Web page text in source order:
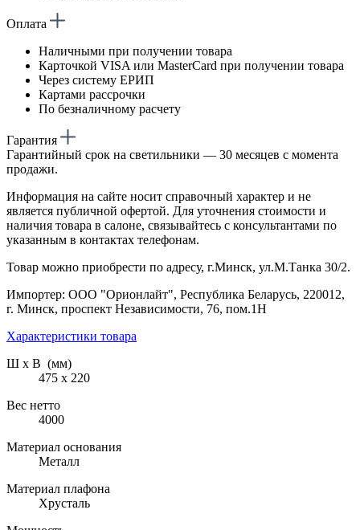
Оплата
Наличными при получении товара
Карточкой VISA или MasterCard при получении товара
Через систему ЕРИП
Картами рассрочки
По безналичному расчету
Гарантия
Гарантийный срок на светильники — 30 месяцев с момента
продажи.
Информация на сайте носит справочный характер и не
является публичной офертой. Для уточнения стоимости и
наличия товара в салоне, связывайтесь с консультантами по
указанным в контактах телефонам.
Товар можно приобрести по адресу, г.Минск, ул.М.Танка 30/2.
Импортер: ООО "Орионлайт", Республика Беларусь, 220012,
г. Минск, проспект Независимости, 76, пом.1Н
Характеристики товара
Ш х В (мм)
475 х 220
Вес нетто
4000
Материал основания
Металл
Материал плафона
Хрусталь